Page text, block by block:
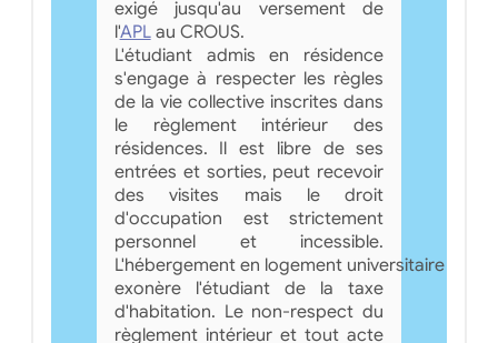
exigé jusqu'au versement de
l'APLau CROUS.
L'étudiant admis en résidence
s'engage à respecter les règles
de la vie collective inscrites dans
le règlement intérieur des
résidences. Il est libre de ses
entrées et sorties, peut recevoir
des visites mais le droit
d'occupation est strictement
personnel et incessible.
L'hébergement en logement universitaire
exonère l'étudiant de la taxe
d'habitation. Le non-respect du
règlement intérieur et tout acte